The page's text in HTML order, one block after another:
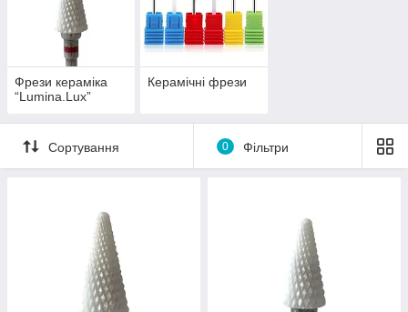
Фрези кераміка
“Lumina.Lux”
Керамічні фрези
Сортування 0 Фільтри